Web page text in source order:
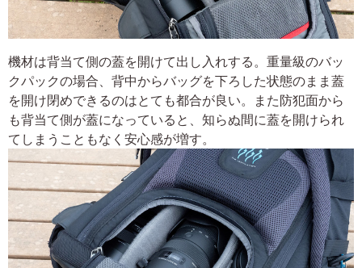
機材は背当て側の蓋を開けて出し入れする。重量級のバッ
クパックの場合、背中からバッグを下ろした状態のまま蓋
を開け閉めできるのはとても都合が良い。また防犯面から
も背当て側が蓋になっていると、知らぬ間に蓋を開けられ
てしまうこともなく安心感が増す。